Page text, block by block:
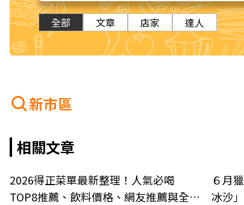
全部 文章 店家 達人
新市區
相關文章
2026得正菜單最新整理！人氣必喝
TOP8推薦、飲料價格、網友推薦與全台
６月
冰沙